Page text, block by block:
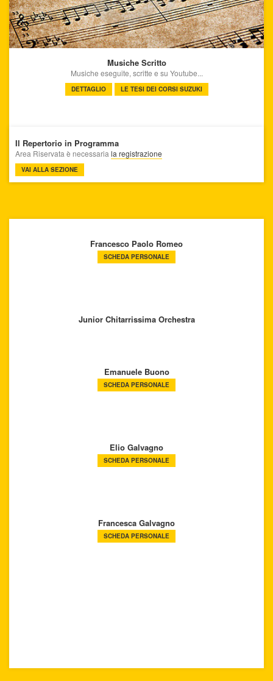
Musiche Scritto
Musiche eseguite, scritte e su Youtube...
DETTAGLIO LE TESI DEI CORSI SUZUKI
Il Repertorio in Programma
Area Riservata è necessaria la registrazione
VAI ALLA SEZIONE
Francesco Paolo Romeo
SCHEDA PERSONALE
Junior Chitarrissima Orchestra
Emanuele Buono
SCHEDA PERSONALE
Elio Galvagno
SCHEDA PERSONALE
Francesca Galvagno
SCHEDA PERSONALE